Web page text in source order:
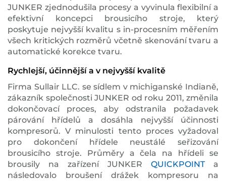
JUNKER zjednodušila procesy a vyvinula flexibilní a
efektivní koncepci brousicího stroje, který
poskytuje nejvyšší kvalitu s in-procesním měřením
všech kritických rozměrů včetně skenování tvaru a
automatické korekce tvaru.
Rychlejší, účinnější a v nejvyšší kvalitě
Firma Sullair LLC. se sídlem v michiganské Indianě,
zákazník společnosti JUNKER od roku 2011, změnila
dokončovací proces, aby odstranila požadavek
párování hřídelů a dosáhla nejvyšší účinnosti
kompresorů. V minulosti tento proces vyžadoval
pro dokončení hřídele neustálé seřizování
brousicího stroje. Průměry a čela na hřídeli se
brousily na zařízení JUNKER QUICKPOINTa
následovalo broušení drážek kompresoru na